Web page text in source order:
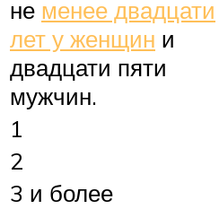
не менее двадцати
лет у женщин и
двадцати пяти
мужчин.
1
2
3 и более